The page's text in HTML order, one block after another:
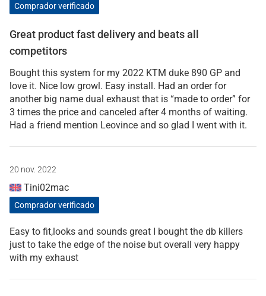
Comprador verificado
Great product fast delivery and beats all
competitors
Bought this system for my 2022 KTM duke 890 GP and
love it. Nice low growl. Easy install. Had an order for
another big name dual exhaust that is “made to order” for
3 times the price and canceled after 4 months of waiting.
Had a friend mention Leovince and so glad I went with it.
20 nov. 2022
Tini02mac
Comprador verificado
Easy to fit,looks and sounds great I bought the db killers
just to take the edge of the noise but overall very happy
with my exhaust